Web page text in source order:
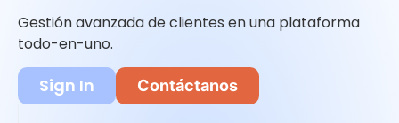
Gestión avanzada de clientes en una plataforma
todo-en-uno.
Sign In Contáctanos